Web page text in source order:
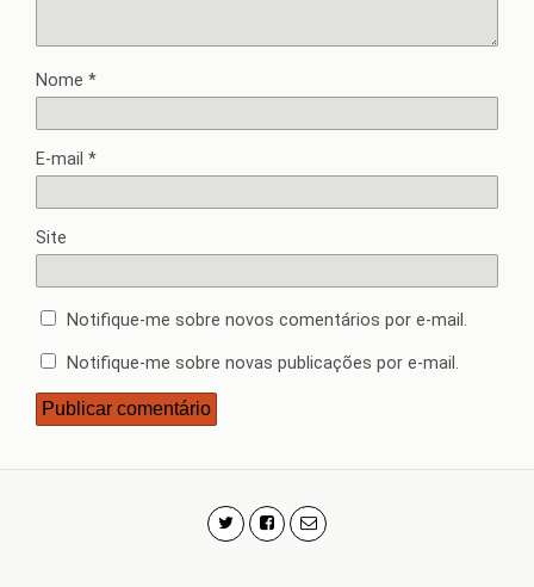
Nome *
E-mail *
Site
Notifique-me sobre novos comentários por e-mail.
Notifique-me sobre novas publicações por e-mail.